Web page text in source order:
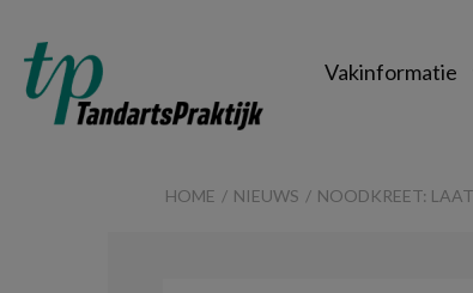
Vakinformatie
HOME NIEUWS NOODKREET: